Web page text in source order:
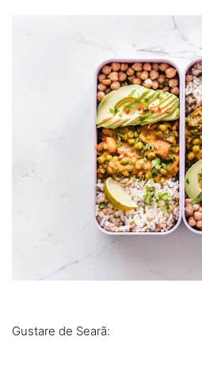
Gustare de Searã: